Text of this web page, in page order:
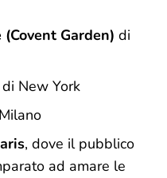
Garden) di
di New York
, dove il pubblico
ad amare le